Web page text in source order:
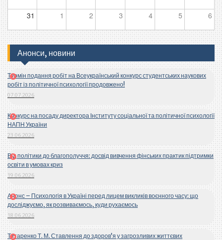
31 1 2 3 4 5 6
Анонси, новини
Термін подання робіт на Всеукраїнський конкурс студентських наукових
робіт із політичної психології продовжено!
07.07.2026
Конкурс на посаду директора Інституту соціальної та політичної психології
НАПН України
23.06.2026
Від політики до благополуччя: досвід вивчення фінських практик підтримки
освіти в умовах криз
19.06.2026
Анонс – Психологія в Україні перед лицем викликів воєнного часу: що
досліджуємо, як розвиваємось, куди рухаємось
18.06.2026
Титаренко Т. М. Ставлення до здоров’я у загрозливих життєвих